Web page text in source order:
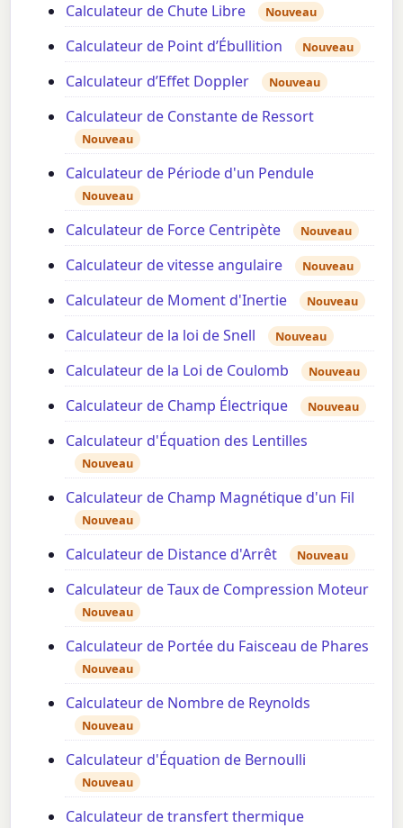
Calculateur de Chute Libre Nouveau
Calculateur de Point d’Ébullition Nouveau
Calculateur d’Effet Doppler Nouveau
Calculateur de Constante de Ressort
Nouveau
Calculateur de Période d'un Pendule
Nouveau
Calculateur de Force Centripète Nouveau
Calculateur de vitesse angulaire Nouveau
Calculateur de Moment d'Inertie Nouveau
Calculateur de la loi de Snell Nouveau
Calculateur de la Loi de Coulomb Nouveau
Calculateur de Champ Électrique Nouveau
Calculateur d'Équation des Lentilles
Nouveau
Calculateur de Champ Magnétique d'un Fil
Nouveau
Calculateur de Distance d'Arrêt Nouveau
Calculateur de Taux de Compression Moteur
Nouveau
Calculateur de Portée du Faisceau de Phares
Nouveau
Calculateur de Nombre de Reynolds
Nouveau
Calculateur d'Équation de Bernoulli
Nouveau
Calculateur de transfert thermique